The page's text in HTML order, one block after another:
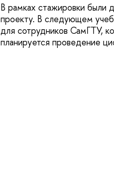
В рамках стажировки были
проекту. В следующем
для сотрудников СамГТУ,
планируется проведение